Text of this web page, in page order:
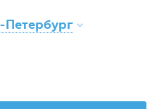
Петербург